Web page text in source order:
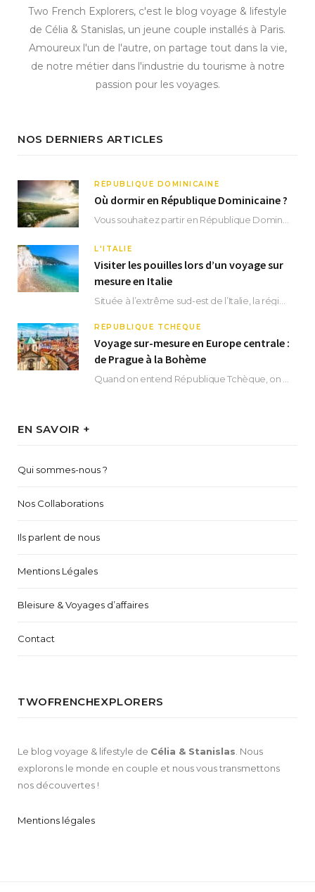
Two French Explorers, c'est le blog voyage & lifestyle
de Célia & Stanislas, un jeune couple installés à Paris.
Amoureux l'un de l'autre, on partage tout dans la vie,
de notre métier dans l'industrie du tourisme à notre
passion pour les voyages.
NOS DERNIERS ARTICLES
RÉPUBLIQUE DOMINICAINE
Où dormir en République Dominicaine ?
L'ITALIE
Visiter les pouilles lors d’un voyage sur
mesure en Italie
RÉPUBLIQUE TCHÈQUE
Voyage sur-mesure en Europe centrale :
de Prague à la Bohème
EN SAVOIR +
Qui sommes-nous ?
Nos Collaborations
Ils parlent de nous
Mentions Légales
Bleisure & Voyages d’affaires
Contact
TWOFRENCHEXPLORERS
Le blog voyage & lifestyle de Célia & Stanislas . Nous
explorons le monde en couple et nous vous transmettons
nos découvertes !
Mentions légales